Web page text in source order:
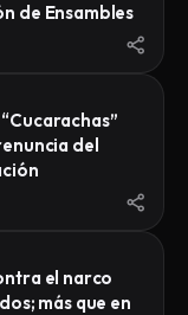
de Ensambles
del
el narco
más que en